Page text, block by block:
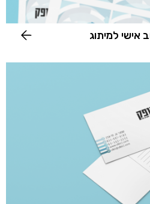
אישי למיתוג